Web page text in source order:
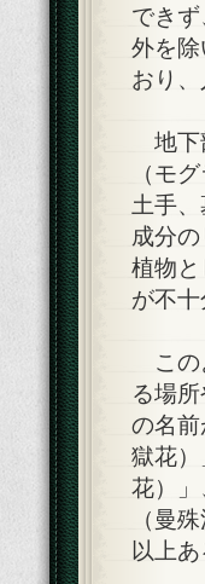
でき
外を
おり
地下
（モ
土手
成分
植物
が不
この
る場
の名
獄花
花）
（曼
以上